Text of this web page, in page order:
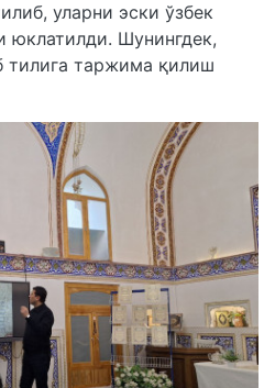
уларни эски ўзбек
юклатилди. Шунингдек,
тилига таржима қилиш